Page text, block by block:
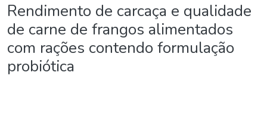
Rendimento de carcaça e qualidade
de carne de frangos alimentados
com rações contendo formulação
probiótica